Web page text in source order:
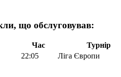
що обслуговував:
Час Турнір
22:05 Ліга Європи